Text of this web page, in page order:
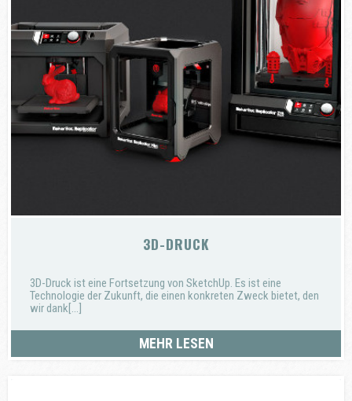
3D-DRUCK
3D-Druck ist eine Fortsetzung von SketchUp. Es ist eine
Technologie der Zukunft, die einen konkreten Zweck bietet, den
wir dank[...]
MEHR LESEN